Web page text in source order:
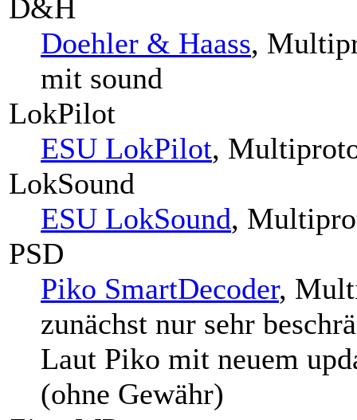
D&H
Doehler & Haass,
mit sound
LokPilot
ESU LokPilot,
LokSound
ESU LokSound,
PSD
Piko SmartDecoder,
zunächst nur sehr
Laut Piko mit neuem
(ohne Gewähr)